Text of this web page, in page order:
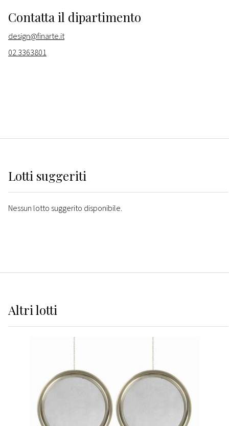
Contatta il dipartimento
design@finarte.it
02 3363801
Lotti suggeriti
Nessun lotto suggerito disponibile.
Altrilotti